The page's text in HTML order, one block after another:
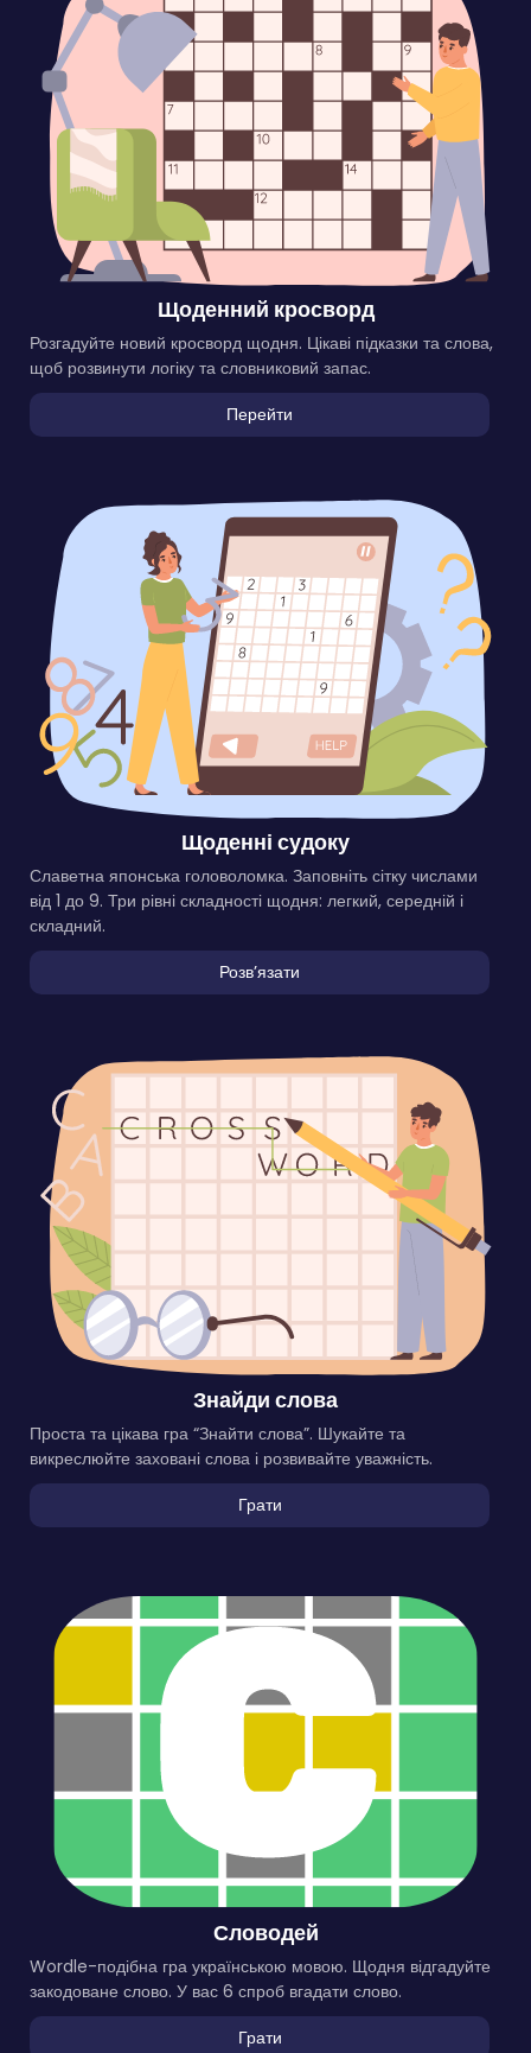
Щоденний кросворд
Розгадуйте новий кросворд щодня. Цікаві підказки та слова,
щоб розвинути логіку та словниковий запас.
Перейти
Щоденні судоку
Славетна японська головоломка. Заповніть сітку числами
від 1 до 9. Три рівні складності щодня: легкий, середній і
складний.
Розвʼязати
Знайди слова
Проста та цікава гра “Знайти слова”. Шукайте та
викреслюйте заховані слова і розвивайте уважність.
Грати
Словодей
Wordle-подібна гра українською мовою. Щодня відгадуйте
закодоване слово. У вас 6 спроб вгадати слово.
Грати